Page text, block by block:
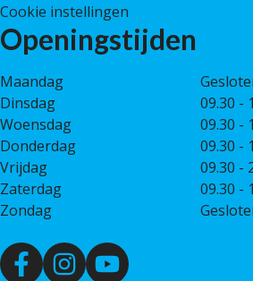
Cookie instellingen
Openingstijden
Maandag
Dinsdag
09.30 -
Woensdag
09.30 -
Donderdag
09.30 -
Vrijdag
09.30 -
Zaterdag
09.30 -
Zondag